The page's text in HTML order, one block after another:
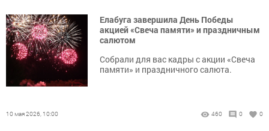
Елабуга завершила День Победы
акцией «Свеча памяти» и праздничным
салютом
Собрали для вас кадры с акции «Свеча
памяти» и праздничного салюта.
10 мая 2026, 10:00 460 0 0